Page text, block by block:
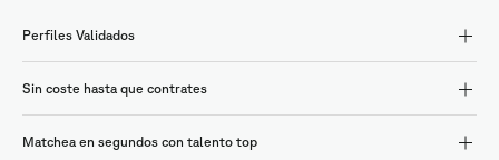
Perfiles Validados
Sin coste hasta que contrates
Matchea en segundos con talento top